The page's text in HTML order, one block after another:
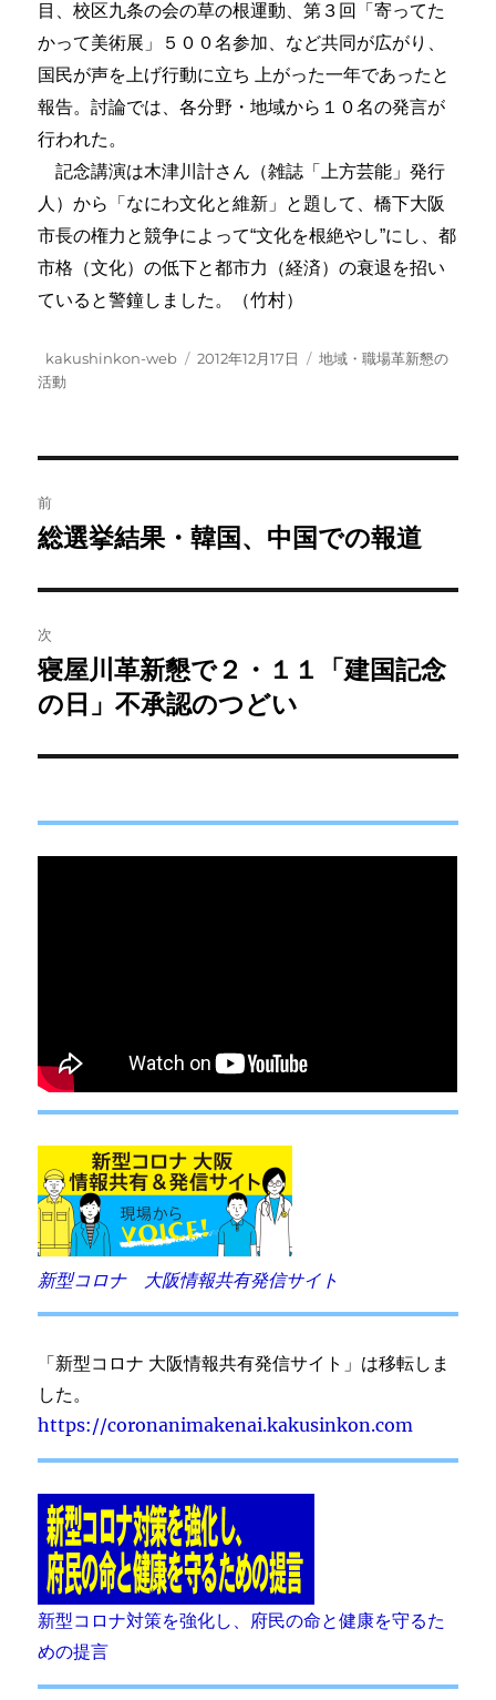
目、校区九条の会の草の根運動、第３回「寄ってた
かって美術展」５００名参加、など共同が広がり、
国民が声を上げ行動に立ち 上がった一年であったと
報告。討論では、各分野・地域から１０名の発言が
行われた。
記念講演は木津川計さん（雑誌「上方芸能」発行
人）から「なにわ文化と維新」と題して、橋下大阪
市長の権力と競争によって“文化を根絶やし”にし、都
市格（文化）の低下と都市力（経済）の衰退を招い
ていると警鐘しました。（竹村）
投
稿
kakushinkon-web
投
2012年12月17日
カ
地域・職場革新懇の
活動
稿
ビ
ゲ
ー
シ
ン
前
前
投
稿:
総選挙結果・韓国、中国での報道
次
次
の
稿:
寝屋川革新懇で２・１１「建国記念
の日」不承認のつどい
新型コロナ 大阪情報共有発信サイト
「新型コロナ 大阪情報共有発信サイト」は移転しま
した。
https://coronanimakenai.kakusinkon.com
新型コロナ対策を強化し、府民の命と健康を守るた
めの提言